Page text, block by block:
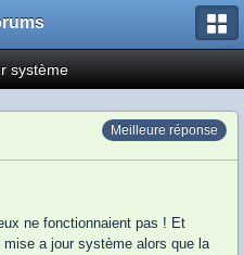
système
Meilleure réponse
ne fonctionnaient pas ! Et
a jour système alors que la